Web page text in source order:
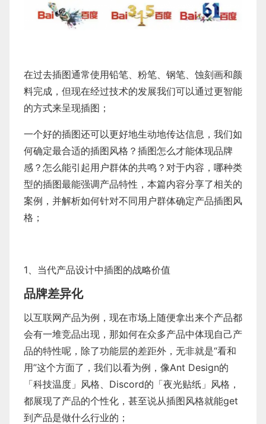
在过去插图通常使用铅笔、粉笔、钢笔、蚀刻画和颜
料完成，但现在经过技术的发展我们可以通过更智能
的方式来呈现插图；
一个好的插图还可以更好地生动地传达信息，我们如
何确定最合适的插图风格？插图怎么才能体现品牌
感？怎么能引起用户群体的共鸣？对于内容，哪种类
型的插图最能强调产品特性，本篇内容分享了相关的
案例，并解析如何针对不同用户群体确定产品插图风
格；
1、当代产品设计中插图的战略价值
品牌差异化
以互联网产品为例，现在市场上随便拿出来个产品都
会有一堆竞品出现，那如何在众多产品中体现自己产
品的特性呢，除了功能层的差距外，无非就是“看和
用”这个方面了，我们以看为例，像Ant Design的
「科技温度」风格、Discord的「夜光贴纸」风格，
都展现了产品的个性化，甚至说从插图风格就能get
到产品是做什么行业的；